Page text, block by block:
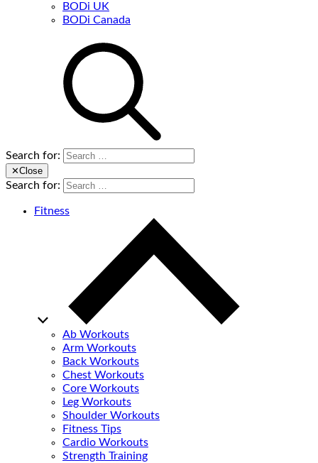
BODi UK
BODi Canada
Search for:
✕Close
Search for:
Fitness
Ab Workouts
Arm Workouts
Back Workouts
Chest Workouts
Core Workouts
Leg Workouts
Shoulder Workouts
Fitness Tips
Cardio Workouts
Strength Training